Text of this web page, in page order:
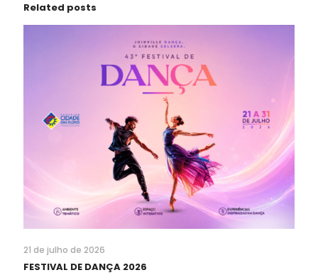
Related posts
21 de julho de 2026
FESTIVAL DE DANÇA 2026